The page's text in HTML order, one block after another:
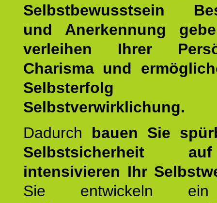
Selbstbewusstsein
und Anerkennung
verleihen Ihrer
Charisma und
Selbstverwirklichung.
Dadurch bauen Sie
Selbstsicherheit
intensivieren Ihr
Sie entwickeln ein